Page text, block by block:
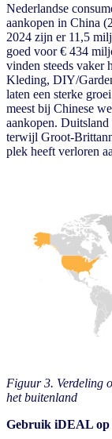
Nederlandse
aankopen in China
2024 zijn er 11,5
goed voor € 434
vinden steeds vaker
Kleding, DIY/
laten een sterke
meest bij Chinese
aankopen.
terwijl Groot-
plek heeft verloren
Figuur 3. Verdeling
het buitenland
Gebruik iDEAL op